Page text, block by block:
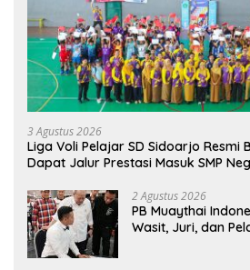
3 Agustus 2026
Liga Voli Pelajar SD Sidoarjo Resmi
Dapat Jalur Prestasi Masuk SMP
2 Agustus 2026
PB Muaythai
Wasit, Juri, dan